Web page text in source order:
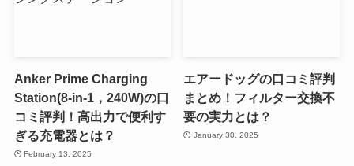
Anker Prime Charging
Station(8-in-1，240W)の口
コミ評判！高出力で便利す
ぎる充電器とは？
February 13, 2025
エアードッグの口コミ評判
まとめ！フィルター交換不
要の実力とは？
January 30, 2025